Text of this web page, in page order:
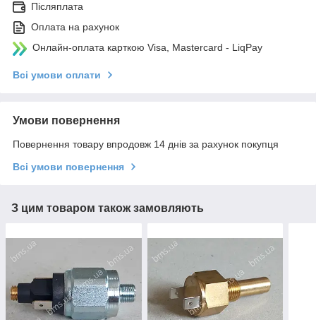
Післяплата
Оплата на рахунок
Онлайн-оплата карткою Visa, Mastercard - LiqPay
Всі умови оплати
Умови повернення
Повернення товару впродовж 14 днів за рахунок покупця
Всі умови повернення
З цим товаром також замовляють